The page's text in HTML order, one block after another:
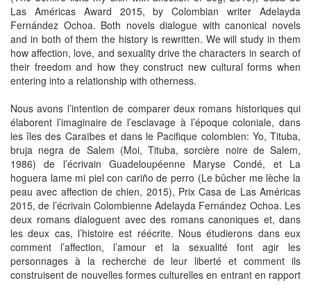
Las Américas Award 2015, by Colombian writer Adelayda
Fernández Ochoa. Both novels dialogue with canonical novels
and in both of them the history is rewritten. We will study in them
how affection, love, and sexuality drive the characters in search of
their freedom and how they construct new cultural forms when
entering into a relationship with otherness.
Nous avons l’intention de comparer deux romans historiques qui
élaborent l’imaginaire de l’esclavage à l’époque coloniale, dans
les îles des Caraïbes et dans le Pacifique colombien: Yo, Tituba,
bruja negra de Salem (Moi, Tituba, sorcière noire de Salem,
1986) de l’écrivain Guadeloupéenne Maryse Condé, et La
hoguera lame mi piel con cariño de perro (Le bûcher me lèche la
peau avec affection de chien, 2015), Prix Casa de Las Américas
2015, de l’écrivain Colombienne Adelayda Fernández Ochoa. Les
deux romans dialoguent avec des romans canoniques et, dans
les deux cas, l’histoire est réécrite. Nous étudierons dans eux
comment l’affection, l’amour et la sexualité font agir les
personnages à la recherche de leur liberté et comment ils
construisent de nouvelles formes culturelles en entrant en rapport